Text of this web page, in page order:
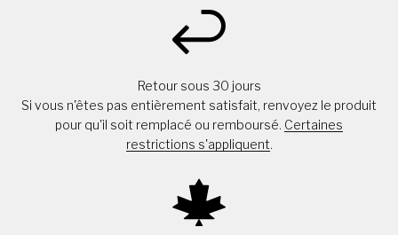
Retour sous 30 jours
Si vous n'êtes pas entièrement satisfait, renvoyez le produit
pour qu'il soit remplacé ou remboursé. Certaines
restrictions s'appliquent.